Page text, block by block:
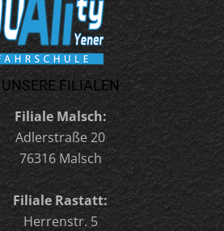
UNSERE FILIALEN
Filiale Malsch:
Adlerstraße 20
76316 Malsch
Filiale Rastatt:
Herrenstr. 5